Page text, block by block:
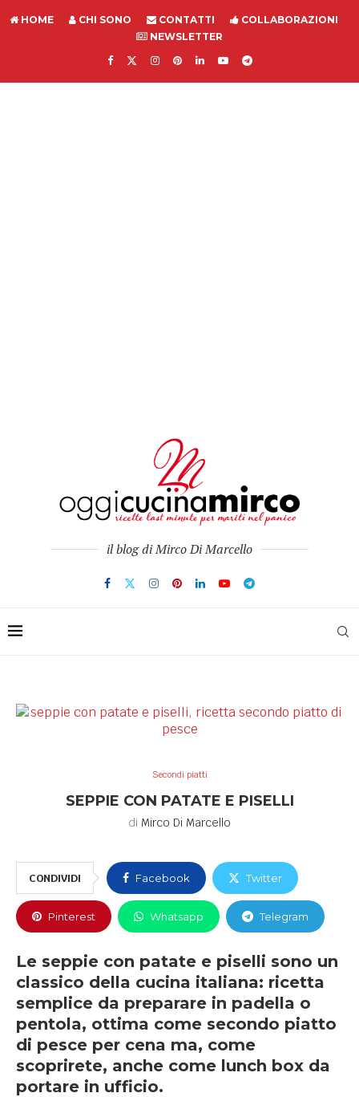
HOME CHI SONO CONTATTI
COLLABORAZIONI
NEWSLETTER
il blog di Mirco Di Marcello
Secondi piatti
SEPPIE CON PATATE E PISELLI
di Mirco Di Marcello
CONDIVIDI Facebook Twitter
Pinterest Whatsapp Telegram
Le seppie con patate e piselli sono un
classico della cucina italiana: ricetta
semplice da preparare in padella o
pentola, ottima come secondo piatto
di pesce per cena ma, come
scoprirete, anche come lunch box da
portare in ufficio.